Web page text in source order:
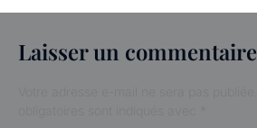
Laisser un commentaire